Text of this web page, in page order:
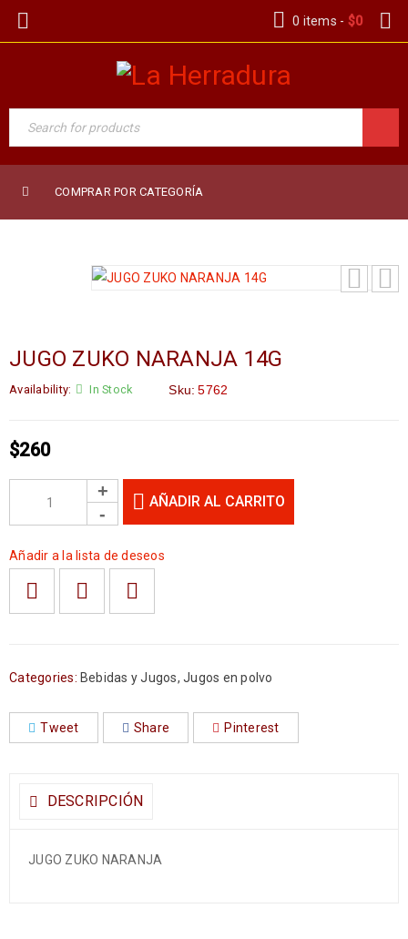
0 items - $0
COMPRAR POR CATEGORÍA
JUGO ZUKO NARANJA 14G
Availability: In Stock Sku: 5762
$260
AÑADIR AL CARRITO
Añadir a la lista de deseos
Categories: Bebidas y Jugos, Jugos en polvo
Tweet Share Pinterest
DESCRIPCIÓN
JUGO ZUKO NARANJA